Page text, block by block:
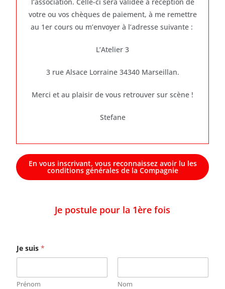
votre ou vos chèques de paiement, à me remettre
au 1er cours ou m’envoyer à l’adresse suivante :
L’Atelier 3
3 rue Alsace Lorraine 34340 Marseillan.
Merci et au plaisir de vous retrouver sur scène !
Stefane
En vous inscrivant, vous reconnaissez avoir lu les
conditions générales de la Compagnie
Je postule pour la 1ère fois
Je suis*
Prénom Nom